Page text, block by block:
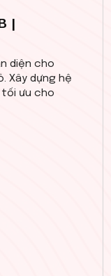
|
diện cho
Xây dựng hệ
ưu cho